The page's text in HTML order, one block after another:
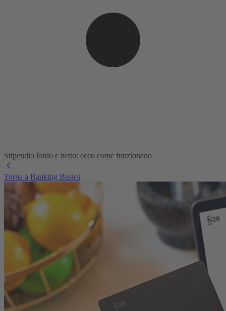
Stipendio lordo e netto: ecco come funzionano
Torna a Banking Basics